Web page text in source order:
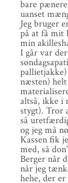
bare
uanset
Jeg bruger
på at få mit
min
I går var
næsten)
altså, ikke i
stygt). Tror
så
og jeg må
Kassen fik
med, så
Berger når
når jeg
hehe, der